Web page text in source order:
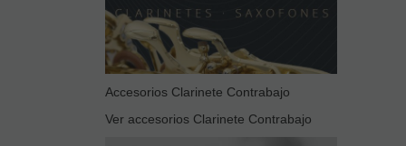
Accesorios Clarinete Contrabajo
Ver accesorios Clarinete Contrabajo